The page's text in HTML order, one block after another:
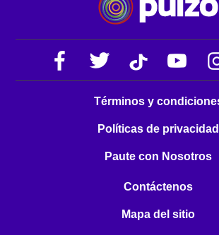
Términos y
Políticas de privacidad
Paute con Nosotros
Contáctenos
Mapa del sitio